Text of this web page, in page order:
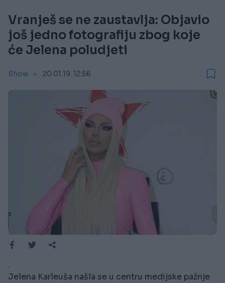
Vranješ se ne zaustavlja: Objavio
još jedno fotografiju zbog koje
će Jelena poludjeti
Show 20.01.19. 12:56
.
Jelena Karleuša našla se u centru medijske pažnje